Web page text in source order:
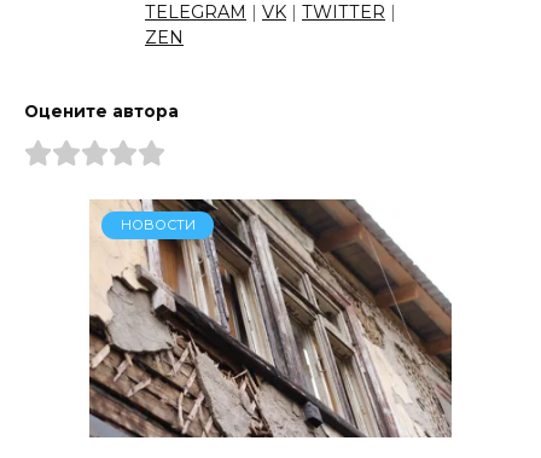
TELEGRAM | VK | TWITTER |
ZEN
Оцените автора
НОВОСТИ